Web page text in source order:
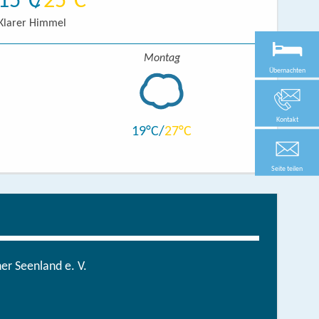
Klarer Himmel
Montag
19 27
Seenland e. V.
Übernachten
Kontakt
Seite teilen